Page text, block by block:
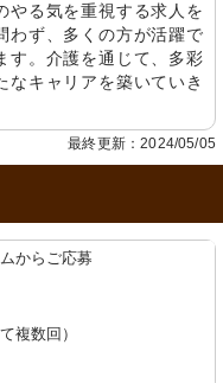
やる気を重視する求人を
わず、多くの方が活躍で
す。介護を通じて、多彩
なキャリアを築いていき
最終更新：2024/05/05
からご応募
複数回）